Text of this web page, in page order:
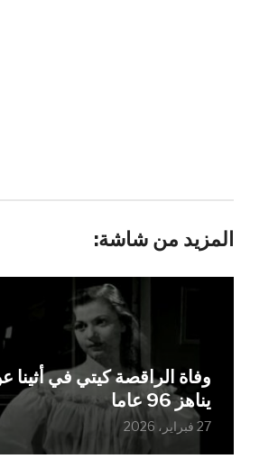
المزيد من شاشة:
وفاة الراقصة كيتي في أثينا
يناهز 96 عاما
27 فبراير، 2026